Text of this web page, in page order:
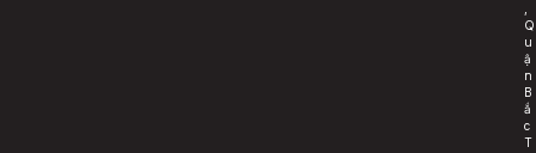
Q
u
ậ
n
B
ắ
c
T